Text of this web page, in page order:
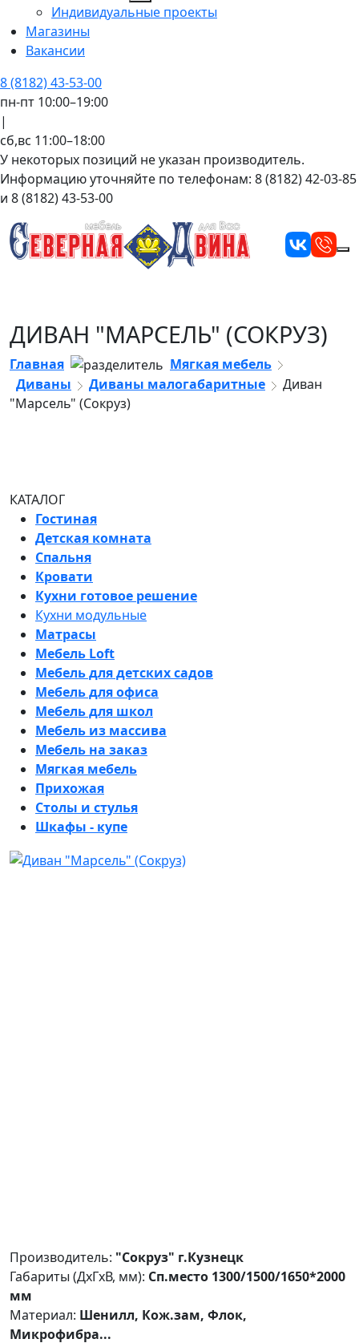
Индивидуальные проекты
Магазины
Вакансии
8 (8182) 43-53-00
пн-пт 10:00–19:00
|
сб,вс 11:00–18:00
У некоторых позиций не указан производитель.
Информацию уточняйте по телефонам: 8 (8182) 42-03-85
и 8 (8182) 43-53-00
ДИВАН "МАРСЕЛЬ" (СОКРУЗ)
Главная
Мягкая мебель
Диваны
Диваны малогабаритные
Диван
"Марсель" (Сокруз)
КАТАЛОГ
Гостиная
Детская комната
Спальня
Кровати
Кухни готовое решение
Кухни модульные
Матрасы
Мебель Loft
Мебель для детских садов
Мебель для офиса
Мебель для школ
Мебель из массива
Мебель на заказ
Мягкая мебель
Прихожая
Столы и стулья
Шкафы - купе
Производитель: "Сокруз" г.Кузнецк
Габариты (ДxГxВ, мм): Сп.место 1300/1500/1650*2000
мм
Материал: Шенилл, Кож.зам, Флок,
Микрофибра...